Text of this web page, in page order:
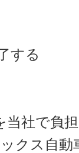
する
当社で負
クス自動